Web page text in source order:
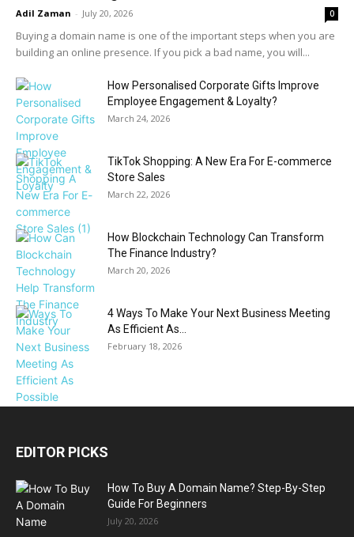
Adil Zaman - July 20, 2026 0
Buying a domain name is one of the important steps when you are
building an online presence. If you pick a bad name, you will...
How Personalised Corporate Gifts Improve
Employee Engagement & Loyalty?
March 24, 2026
TikTok Shopping: A New Era For E-commerce
Store Sales
March 22, 2026
How Blockchain Technology Can Transform
The Finance Industry?
March 20, 2026
4 Ways To Make Your Next Business Meeting
As Efficient As...
February 18, 2026
EDITOR PICKS
How To Buy A Domain Name? Step-By-Step
Guide For Beginners
July 20, 2026